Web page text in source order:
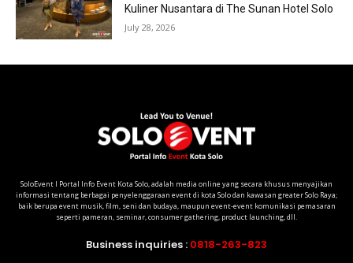
Kuliner Nusantara di The Sunan Hotel Solo
July 28, 2026
SoloEvent I Portal Info Event Kota Solo, adalah media online yang secara khusus menyajikan
informasi tentang berbagai penyelenggaraan event di kota Solo dan kawasan greater Solo Raya;
baik berupa event musik, film, seni dan budaya, maupun event-event komunikasi pemasaran
seperti pameran, seminar, consumer gathering, product launching, dll.
Business inquiries : 0818-263-823